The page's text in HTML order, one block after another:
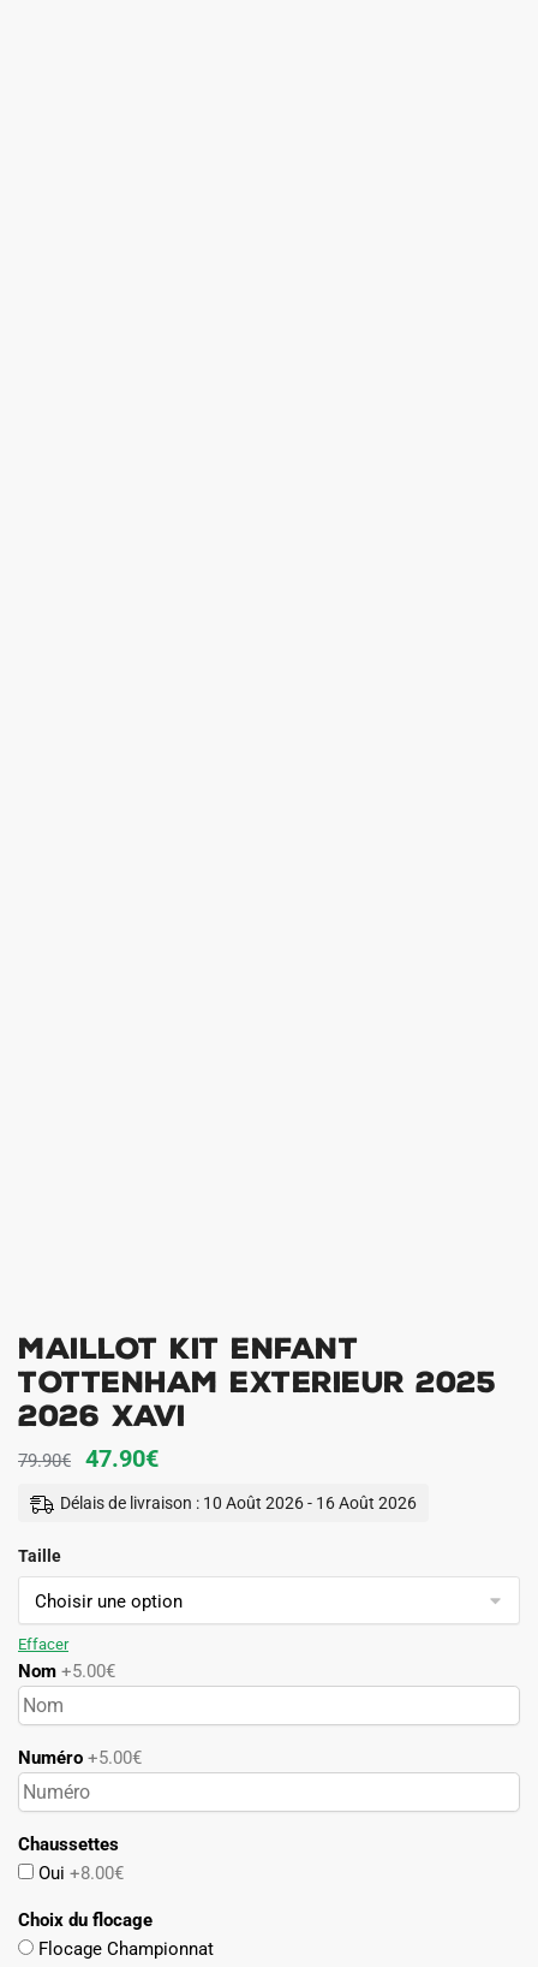
Maillot Kit Enfant
Tottenham Exterieur 2025
2026 Xavi
79.90€
Le
prix
79.90€.
47.90€Le
prix
47.90€.
Délais de livraison : 10 Août 2026 - 16 Août 2026
Taille
Effacer
Nom +5.00€
Numéro +5.00€
Chaussettes
Oui +8.00€
Choix du flocage
Flocage Championnat